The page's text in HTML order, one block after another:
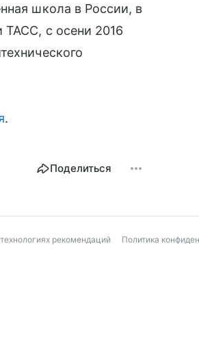
школа в России, в
ТАСС, с осени 2016
.
Поделиться
рекомендаций Политика